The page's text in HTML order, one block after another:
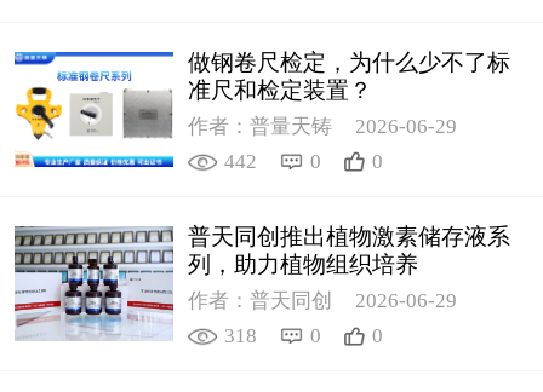
做钢卷尺检定，为什么少不了标
准尺和检定装置？
作者：普量天铸
2026-06-29
442
0 0
普天同创推出植物激素储存液系
列，助力植物组织培养
作者：普天同创
2026-06-29
318
0 0